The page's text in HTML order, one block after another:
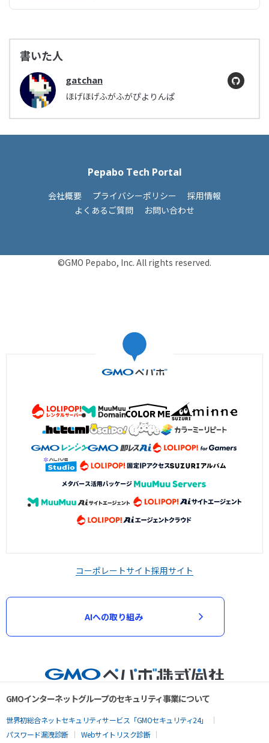
書いた人
gatchan
ほげほげふがふがぴよりんぱ
Pepabo Tech Portal
会社概要 プライバシーポリシー
採用情報
よくあるご質問
お問い合わせ
©GMO Pepabo, Inc. All rights reserved.
コーポレートサイト採用サイト
AIへの取り組み
GMOインターネットグループのセキュリティ事業について
世界初総合ネットセキュリティサービス「GMOセキュリティ24」
パスワード漏洩診断
Webサイトリスク診断